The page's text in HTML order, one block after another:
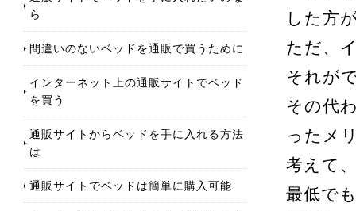
した方
ただ、
それが
その代
ったメ
考えて
最低で
ら
間違いのないベッドを通販で買うために
インターネット上の通販サイトでベッド
を買う
通販サイトからベッドを手に入れる方法
は
通販サイトでベッドは簡単に購入可能